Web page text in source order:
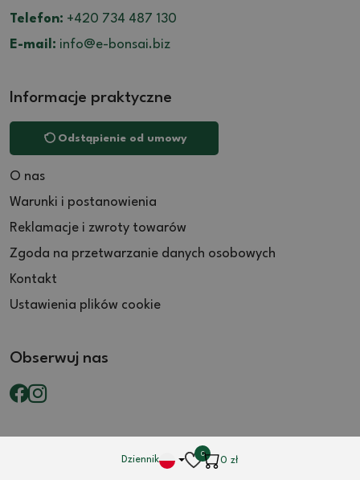
Dziennik
0
0zł
Telefon: +420 734 487 130
E-mail: info@e-bonsai.biz
Informacje praktyczne
Odstąpienie od umowy
O nas
Warunki i postanowienia
Reklamacje i zwroty towarów
Zgoda na przetwarzanie danych osobowych
Kontakt
Ustawienia plików cookie
Obserwuj nas